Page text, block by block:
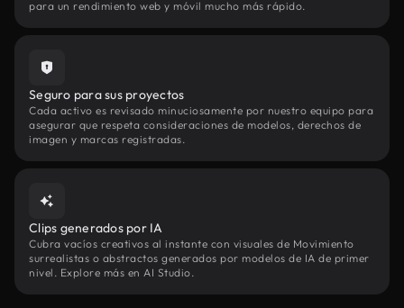
para un rendimiento web y móvil mucho más rápido.
Seguro para sus proyectos
Cada activo es revisado minuciosamente por nuestro equipo para
asegurar que respeta consideraciones de modelos, derechos de
imagen y marcas registradas.
Clips generados por IA
Cubra vacíos creativos al instante con visuales de Movimiento
surrealistas o abstractos generados por modelos de IA de primer
nivel. Explore más en AI Studio.